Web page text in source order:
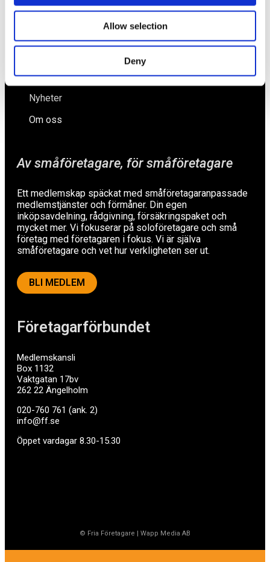
Allow selection
Deny
Företagarförbundet
Medlemskansli
Box 1132
Vaktgatan 17bv
262 22 Ängelholm
020-760 761 (ank. 2)
info@ff.se
Öppet vardagar 8.30-15.30
Av småföretagare, för småföretagare
Ett medlemskap späckat med småföretagaranpassade
medlemstjänster och förmåner. Din egen
inköpsavdelning, rådgivning, försäkringspaket och
mycket mer. Vi fokuserar på soloföretagare och små
företag med företagaren i fokus. Vi är själva
småföretagare och vet hur verkligheten ser ut.
BLI MEDLEM
Förmåner
Tips
Nyheter
Om oss
© Fria Företagare | Wapp Media AB